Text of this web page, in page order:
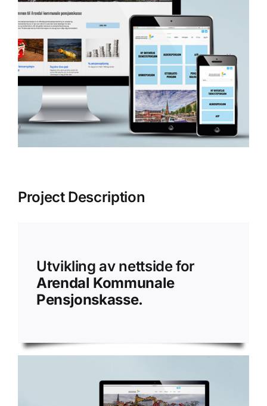
Project Description
Utvikling av nettside for
Arendal Kommunale
Pensjonskasse.